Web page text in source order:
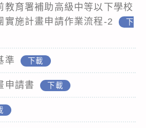
教育署補助高級中等以下學校
實施計畫申請作業流程-2
下
準 下載
申請書 下載